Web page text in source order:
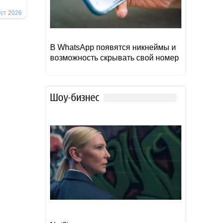
2026
В WhatsApp появятся никнеймы и
возможность скрывать свой номер
Шоу-бизнес